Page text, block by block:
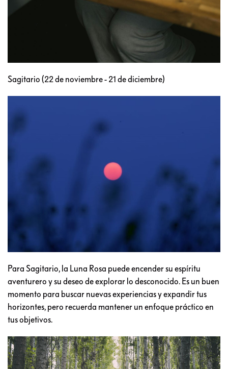
Sagitario (22 de noviembre - 21 de diciembre)
Para Sagitario, la Luna Rosa puede encender su espíritu
aventurero y su deseo de explorar lo desconocido. Es un buen
momento para buscar nuevas experiencias y expandir tus
horizontes, pero recuerda mantener un enfoque práctico en
tus objetivos.